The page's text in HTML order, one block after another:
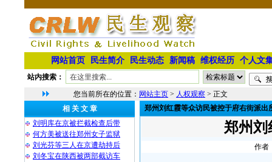
网站首页 民生简介 民生动态 新闻稿 维权经历 个人文
站内搜索：
您当前所在的位置： 网站主页 > 人权观察 > 正文
相 关 文 章
刘明库在京被拦截检查后带
何方美被送往郑州女子监狱
刘光芬等三人在京遭劫持后
刘冬宝在陕西被两部截访车
郑州刘红霞等众访民被控于府右街派出
郑州刘
作者